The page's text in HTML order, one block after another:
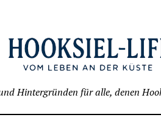
Hintergründen für alle, denen